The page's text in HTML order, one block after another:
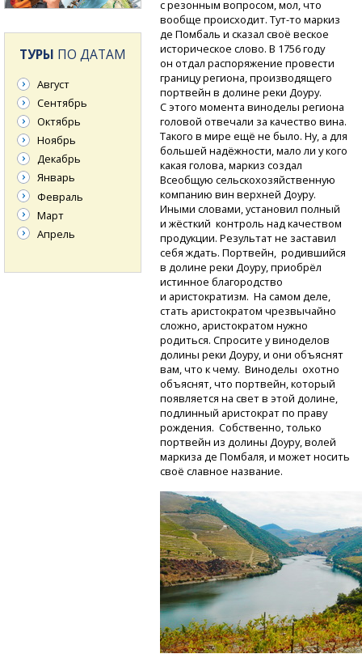
с резонным вопросом, мол, что
вообще происходит.Тут-то маркиз
де Помбаль и сказал своё веское
историческое слово. В 1756 году
он отдал распоряжение провести
границу региона, производящего
портвейн в долине реки Доуру.
С этого момента виноделы региона
головой отвечали за качество вина.
Такого в мире ещё не было. Ну, а для
большей надёжности, мало ли у кого
какая голова, маркиз создал
Всеобщую сельскохозяйственную
компанию вин верхней Доуру.
Иными словами, установил полный
и жёсткий контроль над качеством
продукции. Результат не заставил
себя ждать. Портвейн, родившийся
в долине реки Доуру, приобрёл
истинное благородство
и аристократизм. На самом деле,
стать аристократом чрезвычайно
сложно, аристократом нужно
родиться. Спросите у виноделов
долины реки Доуру, и они объяснят
вам, что к чему. Виноделы охотно
объяснят, что портвейн, который
появляется на свет в этой долине,
подлинный аристократ по праву
рождения. Собственно, только
портвейн из долины Доуру, волей
маркиза де Помбаля, и может носить
своё славное название.
ТУРЫ ПО ДАТАМ
Август
Сентябрь
Октябрь
Ноябрь
Декабрь
Январь
Февраль
Март
Апрель